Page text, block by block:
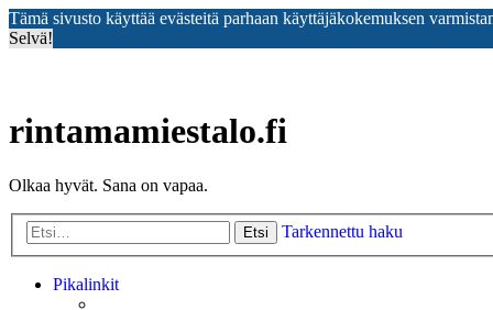
Tämä sivusto käyttää evästeitä parhaan käyttäjäkokemuksen
Selvä!
rintamamiestalo.fi
Olkaa hyvät. Sana on vapaa.
Etsi Tarkennettu haku
Pikalinkit